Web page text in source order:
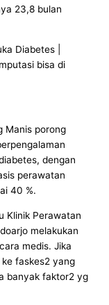
23,8 bulan
Diabetes |
bisa di
Manis porong
dengan
perawatan
40 %.
Klinik Perawatan
melakukan
medis. Jika
faskes2 yang
banyak faktor2 yg